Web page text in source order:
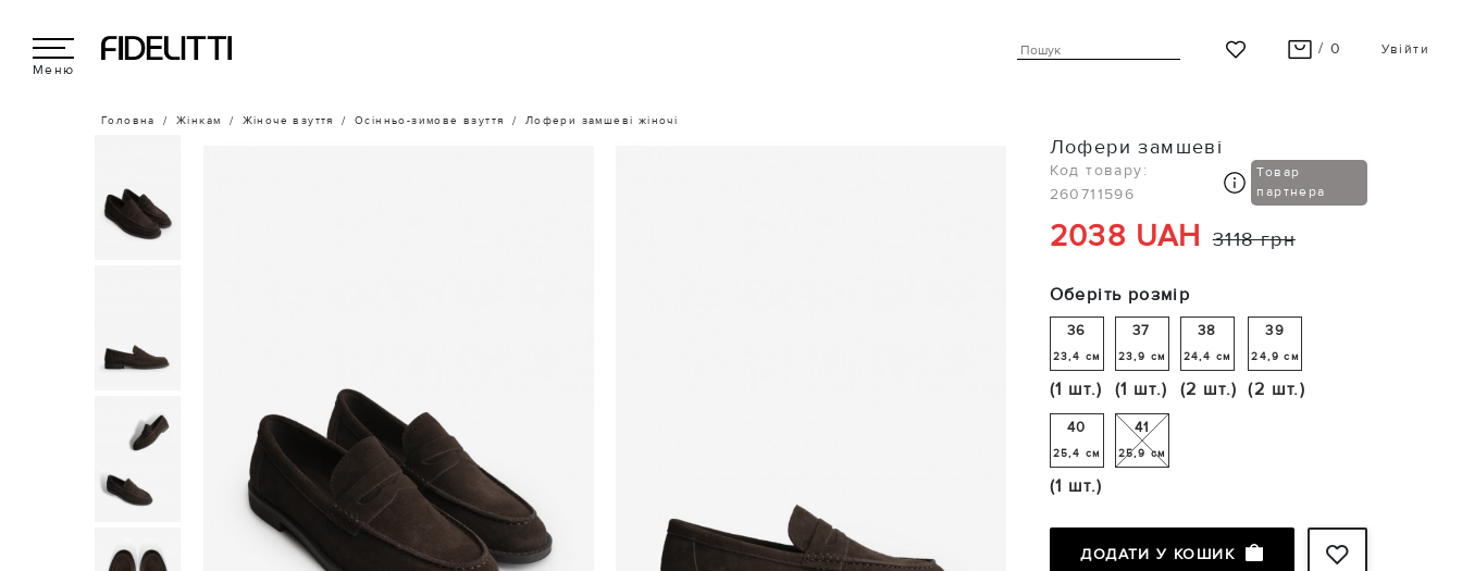
Меню
/ 0
Останні модні новинки чекають на Вас!
ПЕРЕГЛЯНУТИ
Увійти
Головна Жінкам Жіноче взуття Осінньо-зимове взуття Лофери замшеві жіночі
Лофери замшеві
Код товару:
260711596
Товар
партнера
2038 UAH 3118 грн
Оберіть розмір
36
23,4 см
(1 шт.)
37
23,9 см
(1 шт.)
38
24,4 см
(2 шт.)
39
24,9 см
(2 шт.)
40
25,4 см
(1 шт.)
41
25,9 см
ДОДАТИ У КОШИК